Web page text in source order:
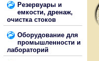
Резервуары и
емкости, дренаж,
очистка стоков
Оборудование для
промышленности и
лабораторий